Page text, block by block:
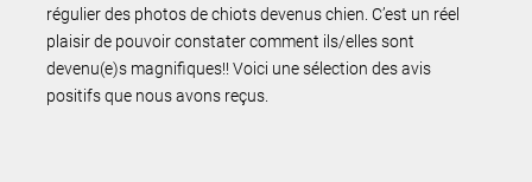
régulier des photos de chiots devenus chien. C’est un réel
plaisir de pouvoir constater comment ils/elles sont
devenu(e)s magnifiques!! Voici une sélection des avis
positifs que nous avons reçus.